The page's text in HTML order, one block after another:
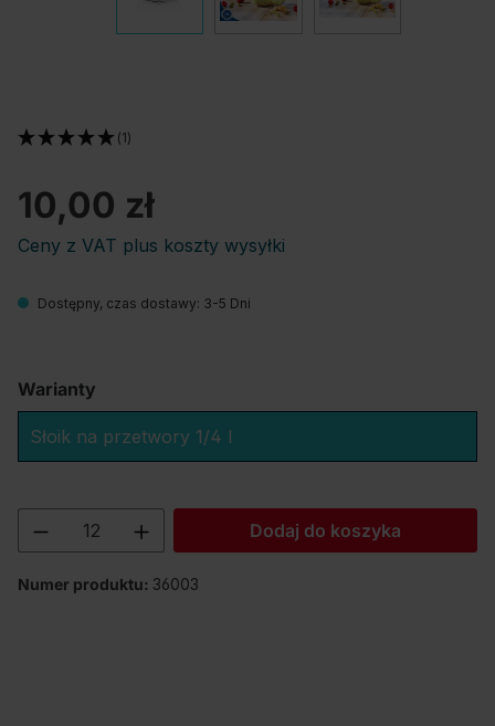
10,00 zł
Ceny z VAT plus koszty wysyłki
(1)
Dostępny, czas dostawy: 3-5 Dni
Warianty
Słoik na przetwory 1/4 l
Ilość produktu: Wprowadź żądaną
Dodaj do koszyka
Numer produktu: 36003